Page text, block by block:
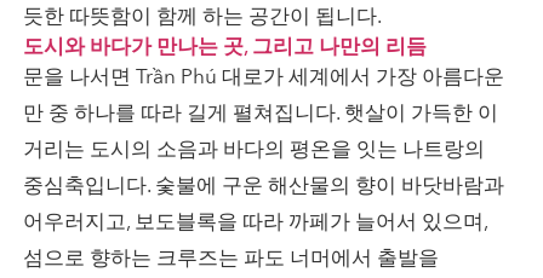
듯한 따뜻함이 함께 하는 공간이 됩니다.
도시와 바다가 만나는 곳, 그리고 나만의 리듬
문을 나서면 Trần Phú 대로가 세계에서 가장 아름다운
만 중 하나를 따라 길게 펼쳐집니다. 햇살이 가득한 이
거리는 도시의 소음과 바다의 평온을 잇는 나트랑의
중심축입니다. 숯불에 구운 해산물의 향이 바닷바람과
어우러지고, 보도블록을 따라 까페가 늘어서 있으며,
섬으로 향하는 크루즈는 파도 너머에서 출발을